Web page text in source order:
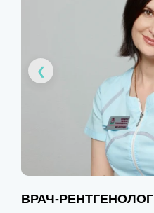
ВРАЧ-РЕНТГЕНОЛОГ